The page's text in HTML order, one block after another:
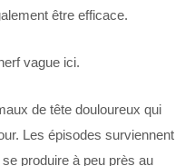
être efficace.
vague ici.
de tête douloureux qui
Les épisodes surviennent
produire à peu près au